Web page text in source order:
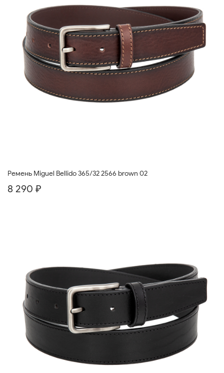
Ремень Miguel Bellido 365/32 2566 brown 02
8 290 ₽